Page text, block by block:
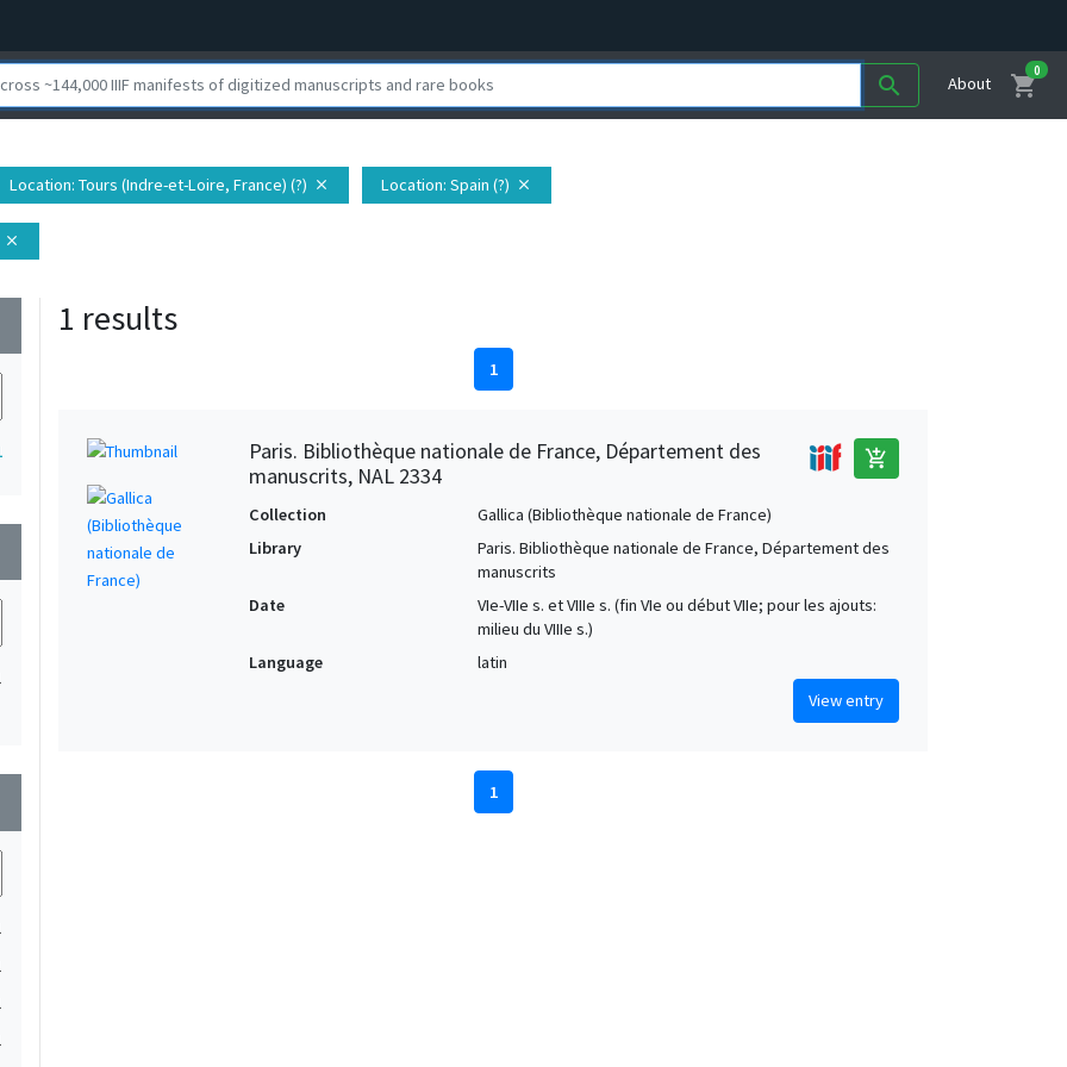
search About shopping_cart
0
Location: Tours (Indre-et-Loire, France) (?) close Location: Spain (?) close
close
1 results
1
Paris. Bibliothèque nationale de France, Département des
manuscrits, NAL 2334
add_shopping_cart
Collection
Gallica (Bibliothèque nationale de France)
Library
Paris. Bibliothèque nationale de France, Département des
manuscrits
Date
VIe-VIIe s. et VIIIe s. (fin VIe ou début VIIe; pour les ajouts:
milieu du VIIIe s.)
Language
latin
View entry
1